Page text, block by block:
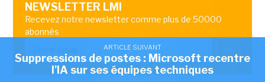
NEWSLETTER LMI
Recevez notre newsletter comme plus de 50000
abonnés
ARTICLE SUIVANT
Suppressions de postes : Microsoft recentre
l'IA sur ses équipes techniques